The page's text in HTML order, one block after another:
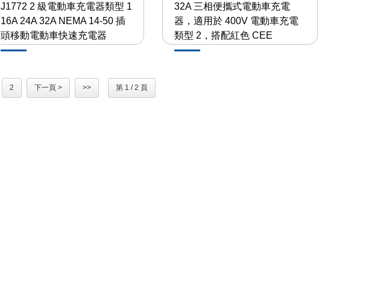
J1772 2 級電動車充電器類型 1
16A 24A 32A NEMA 14-50 插
頭移動電動車快速充電器
32A 三相便攜式電動車充電
器，適用於 400V 電動車充電
類型 2，搭配紅色 CEE
2 下一頁 > >> 第 1 / 2 頁